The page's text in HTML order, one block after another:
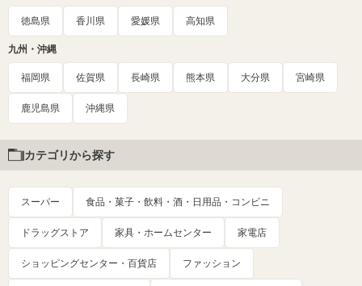
徳島県 香川県 愛媛県 高知県
九州・沖縄
福岡県 佐賀県 長崎県 熊本県 大分県 宮崎県
鹿児島県 沖縄県
カテゴリから探す
スーパー 食品・菓子・飲料・酒・日用品・コンビニ
ドラッグストア 家具・ホームセンター 家電店
ショッピングセンター・百貨店 ファッション